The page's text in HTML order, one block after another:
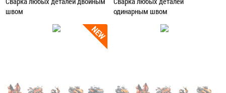
швом
Сварочные работы
одинарным швом
Сварочные работы